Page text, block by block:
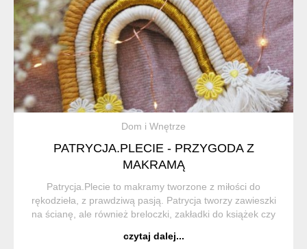
Dom i Wnętrze
PATRYCJA.PLECIE - PRZYGODA Z
MAKRAMĄ
Patrycja.Plecie to makramy tworzone z miłości do
rękodzieła, z prawdziwą pasją. Patrycja tworzy zawieszki
na ścianę, ale również breloczki, zakładki do książek czy
dopracowany i wykończony z należytą czuł...
czytaj dalej...